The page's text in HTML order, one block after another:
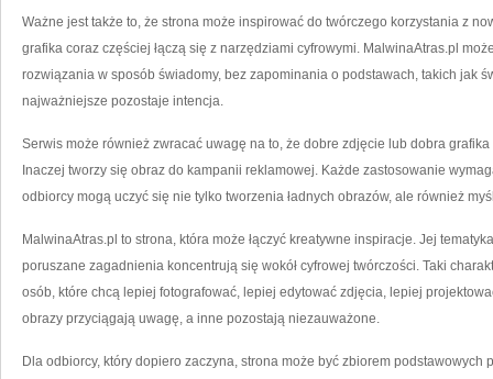
Ważne jest także to, że strona może inspirować do twórczego korzystania z
grafika coraz częściej łączą się z narzędziami cyfrowymi. MalwinaAtras.pl
rozwiązania w sposób świadomy, bez zapominania o podstawach, takich jak
najważniejsze pozostaje intencja.
Serwis może również zwracać uwagę na to, że dobre zdjęcie lub dobra
Inaczej tworzy się obraz do kampanii reklamowej. Każde zastosowanie
odbiorcy mogą uczyć się nie tylko tworzenia ładnych obrazów, ale również
MalwinaAtras.pl to strona, która może łączyć kreatywne inspiracje. Jej
poruszane zagadnienia koncentrują się wokół cyfrowej twórczości. Taki
osób, które chcą lepiej fotografować, lepiej edytować zdjęcia, lepiej
obrazy przyciągają uwagę, a inne pozostają niezauważone.
Dla odbiorcy, który dopiero zaczyna, strona może być zbiorem